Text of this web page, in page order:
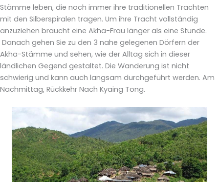
Stämme leben, die noch immer ihre traditionellen Trachten
mit den Silberspiralen tragen. Um ihre Tracht vollständig
anzuziehen braucht eine Akha-Frau länger als eine Stunde.
Danach gehen Sie zu den 3 nahe gelegenen Dörfern der
Akha-Stämme und sehen, wie der Alltag sich in dieser
ländlichen Gegend gestaltet. Die Wanderung ist nicht
schwierig und kann auch langsam durchgeführt werden. Am
Nachmittag, Rückkehr Nach Kyaing Tong.